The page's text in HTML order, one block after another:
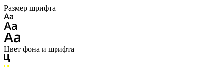
Размер шрифта
Цвет фона и шрифта